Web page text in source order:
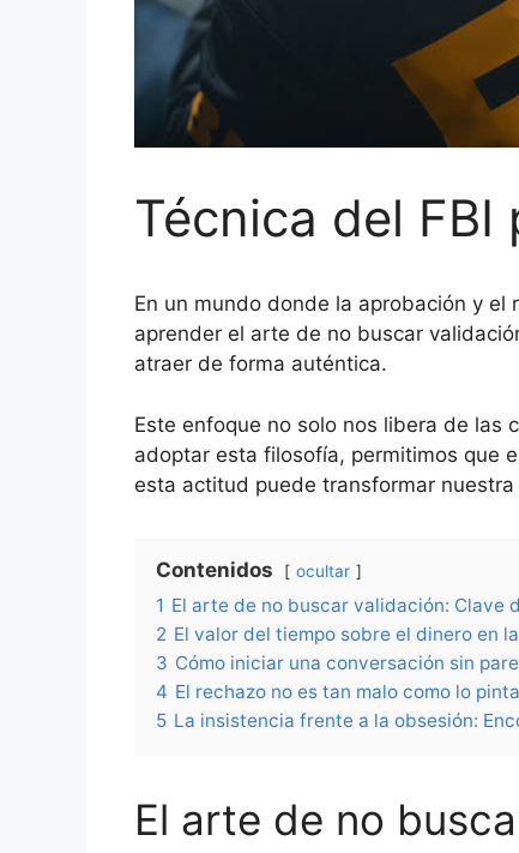
Técnica del
En un mundo donde la aprobación y
aprender el arte de no buscar
atraer de forma auténtica.
Este enfoque no solo nos libera de las
adoptar esta filosofía, permitimos que
esta actitud puede transformar
Contenidos ocultar
1 El arte de no buscar validación: Clave
2 El valor del tiempo sobre el dinero en
3 Cómo iniciar una conversación sin
4 El rechazo no es tan malo como lo
5 La insistencia frente a la obsesión:
El arte de no